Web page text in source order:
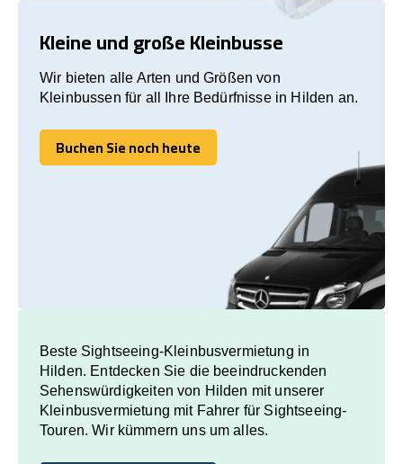
Kleine und große Kleinbusse
Wir bieten alle Arten und Größen von
Kleinbussen für all Ihre Bedürfnisse in Hilden an.
Buchen Sie noch heute
Buchen Sie noch heute
Beste Sightseeing-Kleinbusvermietung in
Hilden. Entdecken Sie die beeindruckenden
Sehenswürdigkeiten von Hilden mit unserer
Kleinbusvermietung mit Fahrer für Sightseeing-
Touren. Wir kümmern uns um alles.